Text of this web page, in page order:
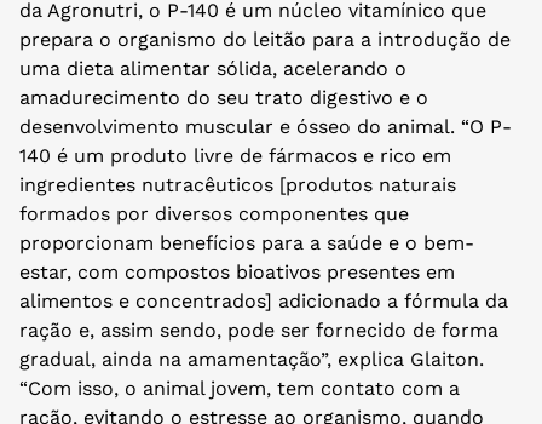
da Agronutri, o P-140 é um núcleo vitamínico que
prepara o organismo do leitão para a introdução de
uma dieta alimentar sólida, acelerando o
amadurecimento do seu trato digestivo e o
desenvolvimento muscular e ósseo do animal. “O P-
140 é um produto livre de fármacos e rico em
ingredientes nutracêuticos [produtos naturais
formados por diversos componentes que
proporcionam benefícios para a saúde e o bem-
estar, com compostos bioativos presentes em
alimentos e concentrados] adicionado a fórmula da
ração e, assim sendo, pode ser fornecido de forma
gradual, ainda na amamentação”, explica Glaiton.
“Com isso, o animal jovem, tem contato com a
ração, evitando o estresse ao organismo, quando